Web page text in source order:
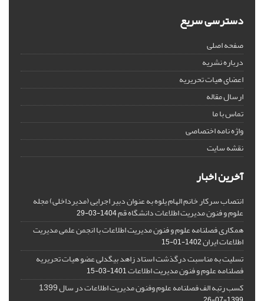
دسترسی سریع
صفحه اصلی
درباره نشریه
اعضای هیات تحریریه
ارسال مقاله
تماس با ما
واژه نامه اختصاصی
نقشه سایت
آخرین اخبار
انتصاب سرکار خانم الهام یلوه به عنوان دبیر اجرایی (مدیرداخلی) مجله
علوم و فنون مدیریت اطلاعات دانشگاه قم1404-03-29
همکاری فصلنامه علوم و فنون مدیریت اطلاعات با انجمن علمی مدیریت
اطلاعات ایران1402-01-15
تسلیت به مناسبت درگذشت استاد زاهد بیگدلی عضو هیات تحریریه
فصلنامه علوم و فنون مدیریت اطلاعات1401-03-15
کسب رتبه الف فصلنامه علوم وفنون مدیریت اطلاعات در سال 1399